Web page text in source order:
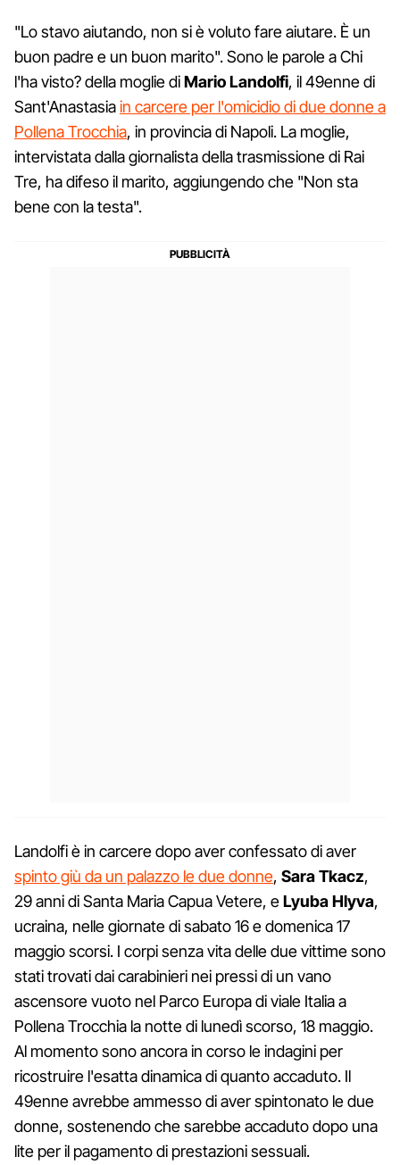
"Lo stavo aiutando, non si è voluto fare aiutare. È un
buon padre e un buon marito". Sono le parole a Chi
l'ha visto? della moglie diMario Landolfi, il 49enne di
Sant'Anastasiain carcere per l'omicidio di due donne a
Pollena Trocchia, in provincia di Napoli. La moglie,
intervistata dalla giornalista della trasmissione di Rai
Tre, ha difeso il marito, aggiungendo che "Non sta
bene con la testa".
Landolfi è in carcere dopo aver confessato di aver
spinto giù da un palazzo le due donne, Sara Tkacz,
29 anni di Santa Maria Capua Vetere, eLyuba Hlyva,
ucraina, nelle giornate di sabato 16 e domenica 17
maggio scorsi. I corpi senza vita delle due vittime sono
stati trovati dai carabinieri nei pressi di un vano
ascensore vuoto nel Parco Europa di viale Italia a
Pollena Trocchia la notte di lunedì scorso, 18 maggio.
Al momento sono ancora in corso le indagini per
ricostruire l'esatta dinamica di quanto accaduto. Il
49enne avrebbe ammesso di aver spintonato le due
donne, sostenendo che sarebbe accaduto dopo una
lite per il pagamento di prestazioni sessuali.